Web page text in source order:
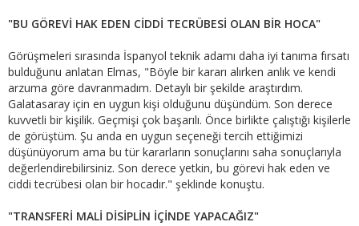
"BU GÖREVİ HAK EDEN CİDDİ TECRÜBESİ OLAN BİR HOCA"
Görüşmeleri sırasında İspanyol teknik adamı daha iyi tanıma fırsatı
bulduğunu anlatan Elmas, "Böyle bir kararı alırken anlık ve kendi
arzuma göre davranmadım. Detaylı bir şekilde araştırdım.
Galatasaray için en uygun kişi olduğunu düşündüm. Son derece
kuvvetli bir kişilik. Geçmişi çok başarılı. Önce birlikte çalıştığı kişilerle
de görüştüm. Şu anda en uygun seçeneği tercih ettiğimizi
düşünüyorum ama bu tür kararların sonuçlarını saha sonuçlarıyla
değerlendirebilirsiniz. Son derece yetkin, bu görevi hak eden ve
ciddi tecrübesi olan bir hocadır." şeklinde konuştu.
"TRANSFERİ MALİ DİSİPLİN İÇİNDE YAPACAĞIZ"